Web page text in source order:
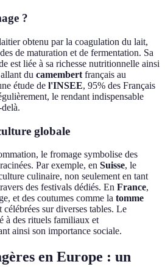
?
obtenu par la coagulation du lait,
de maturation et de fermentation. Sa
est liée à sa richesse nutritionnelle ainsi
du camembert français au
étude de l'INSEE, 95% des Français
le rendant indispensable
globale
le fromage symbolise des
Par exemple, en Suisse, le
culinaire, non seulement en tant
des festivals dédiés. En France,
et des coutumes comme la tomme
célébrées sur diverses tables. Le
à des rituels familiaux et
ainsi son importance sociale.
en Europe : un